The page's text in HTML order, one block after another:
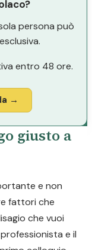
persona può
entro 48 ore.
→
giusto a
e non
fattori che
che vuoi
e il